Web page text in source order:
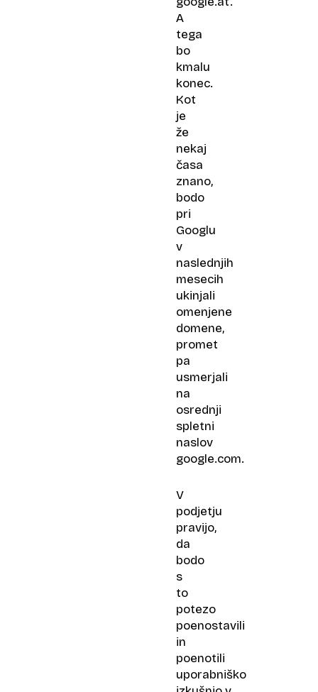
A
tega
bo
kmalu
konec.
Kot
je
že
nekaj
časa
znano,
bodo
pri
Googlu
v
naslednjih
mesecih
ukinjali
omenjene
domene,
promet
pa
usmerjali
na
osrednji
spletni
naslov
google.com.
V
podjetju
pravijo,
da
bodo
s
to
potezo
poenostavili
in
poenotili
uporabniško